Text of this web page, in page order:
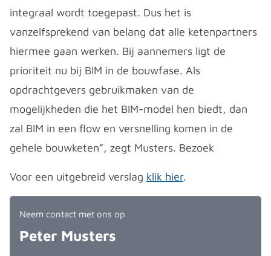
integraal wordt toegepast. Dus het is
vanzelfsprekend van belang dat alle ketenpartners
hiermee gaan werken. Bij aannemers ligt de
prioriteit nu bij BIM in de bouwfase. Als
opdrachtgevers gebruikmaken van de
mogelijkheden die het BIM-model hen biedt, dan
zal BIM in een flow en versnelling komen in de
gehele bouwketen”, zegt Musters. Bezoek
Voor een uitgebreid verslag klik hier.
Neem contact met ons op
Peter Musters